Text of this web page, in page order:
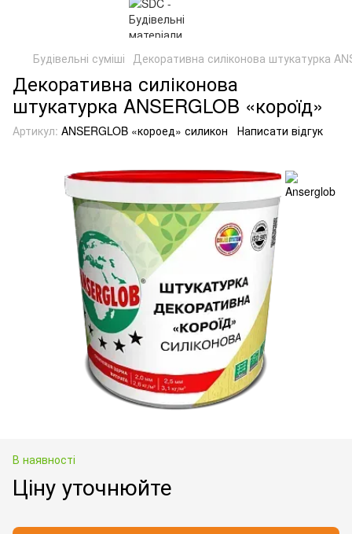
Будівельні суміші Декоративна силіконова штукатурка
Декоративна силіконова
штукатурка ANSERGLOB «короїд»
Артикул: ANSERGLOB «короед» силикон Написати відгук
В наявності
Ціну уточнюйте